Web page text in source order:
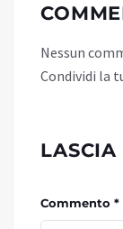
Nessun
Condividi la
LASCIA
Commento *